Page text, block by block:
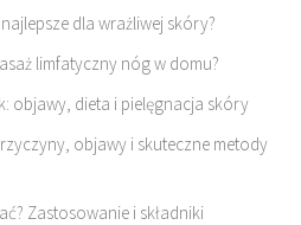
dla wrażliwej skóry?
limfatyczny nóg w domu?
objawy, dieta i pielęgnacja skóry
objawy i skuteczne metody
Zastosowanie i składniki